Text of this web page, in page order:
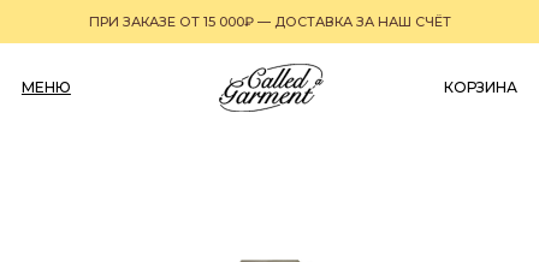
КОРЗИНА
МЕНЮ
ПРИ ЗАКАЗЕ ОТ 15 000₽ — ДОСТАВКА ЗА НАШ СЧЁТ